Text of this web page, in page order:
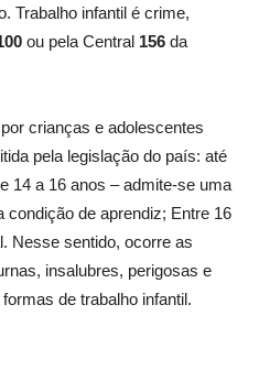
Trabalho infantil é crime,
ou pela Central 156 da
crianças e adolescentes
pela legislação do país: até
14 a 16 anos – admite-se uma
de aprendiz; Entre 16
Nesse sentido, ocorre as
insalubres, perigosas e
de trabalho infantil.